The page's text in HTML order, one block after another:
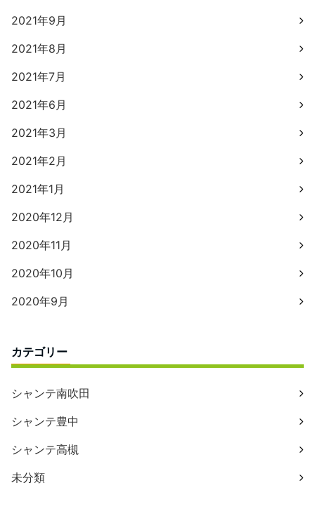
2021年9月
2021年8月
2021年7月
2021年6月
2021年3月
2021年2月
2021年1月
2020年12月
2020年11月
2020年10月
2020年9月
カテゴリー
シャンテ南吹田
シャンテ豊中
シャンテ高槻
未分類